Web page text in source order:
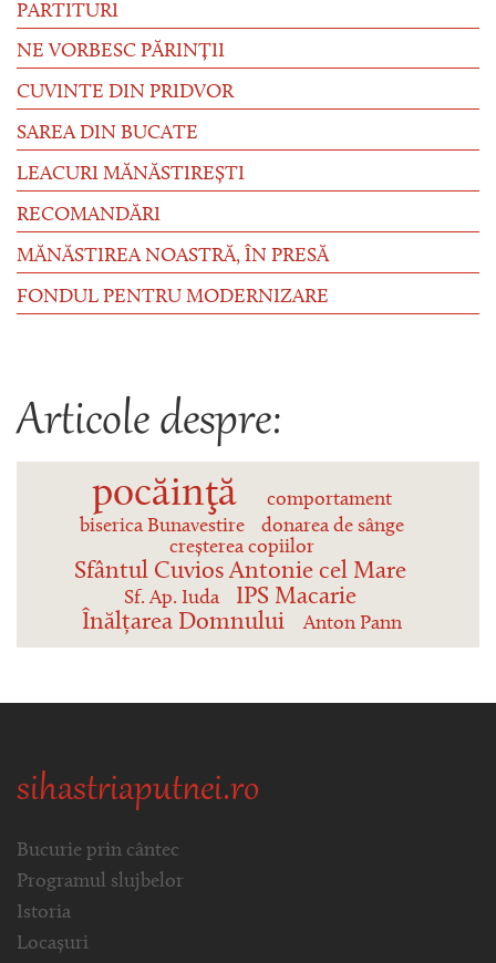
PARTITURI
NE VORBESC PĂRINȚII
CUVINTE DIN PRIDVOR
SAREA DIN BUCATE
LEACURI MĂNĂSTIREȘTI
RECOMANDĂRI
MĂNĂSTIREA NOASTRĂ, ÎN PRESĂ
FONDUL PENTRU MODERNIZARE
Articole despre:
pocăinţă
comportament
biserica Bunavestire
donarea de sânge
creșterea copiilor
Sfântul Cuvios Antonie cel Mare
Sf. Ap. Iuda
IPS Macarie
Înălțarea Domnului
Anton Pann
sihastriaputnei.ro
Bucurie prin cântec
Programul slujbelor
Istoria
Locașuri